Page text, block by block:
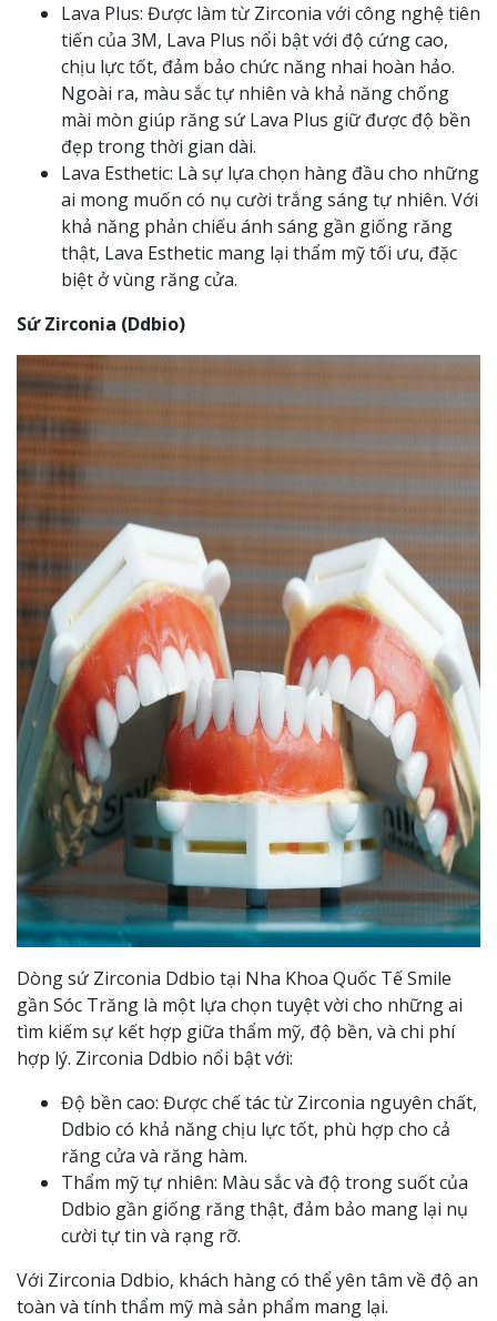
Lava Plus: Được làm từ Zirconia với công nghệ tiên
tiến của 3M, Lava Plus nổi bật với độ cứng cao,
chịu lực tốt, đảm bảo chức năng nhai hoàn hảo.
Ngoài ra, màu sắc tự nhiên và khả năng chống
mài mòn giúp răng sứ Lava Plus giữ được độ bền
đẹp trong thời gian dài.
Lava Esthetic: Là sự lựa chọn hàng đầu cho những
ai mong muốn có nụ cười trắng sáng tự nhiên. Với
khả năng phản chiếu ánh sáng gần giống răng
thật, Lava Esthetic mang lại thẩm mỹ tối ưu, đặc
biệt ở vùng răng cửa.
Sứ Zirconia (Ddbio)
Dòng sứ Zirconia Ddbio tại Nha Khoa Quốc Tế Smile
gần Sóc Trăng là một lựa chọn tuyệt vời cho những ai
tìm kiếm sự kết hợp giữa thẩm mỹ, độ bền, và chi phí
hợp lý. Zirconia Ddbio nổi bật với:
Độ bền cao: Được chế tác từ Zirconia nguyên chất,
Ddbio có khả năng chịu lực tốt, phù hợp cho cả
răng cửa và răng hàm.
Thẩm mỹ tự nhiên: Màu sắc và độ trong suốt của
Ddbio gần giống răng thật, đảm bảo mang lại nụ
cười tự tin và rạng rỡ.
Với Zirconia Ddbio, khách hàng có thể yên tâm về độ an
toàn và tính thẩm mỹ mà sản phẩm mang lại.